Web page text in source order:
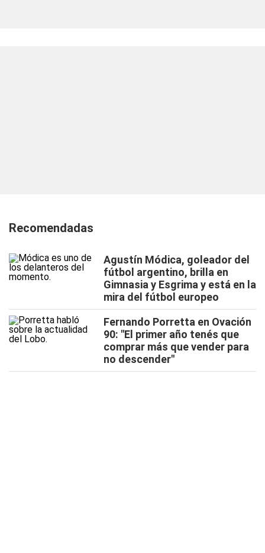
Recomendadas
Agustín Módica, goleador del
fútbol argentino, brilla en
Gimnasia y Esgrima y está en la
mira del fútbol europeo
Fernando Porretta en Ovación
90: "El primer año tenés que
comprar más que vender para
no descender"